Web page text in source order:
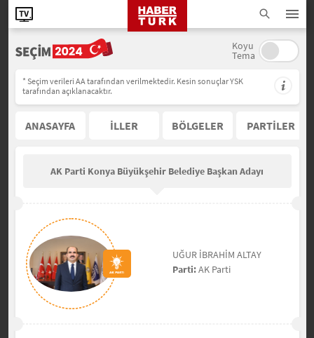
Koyu
Tema
* Seçim verileri AA tarafından verilmektedir. Kesin sonuçlar YSK
tarafından açıklanacaktır.
ANASAYFA İLLER BÖLGELER PARTİLER
AK Parti Konya Büyükşehir Belediye Başkan Adayı
UĞUR İBRAHİM ALTAY
Parti:AK Parti